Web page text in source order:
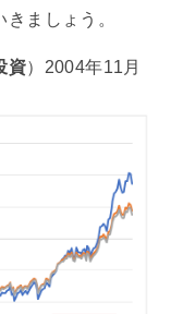
ましょう。
資）2004年11月